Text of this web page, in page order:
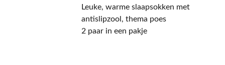
Leuke, warme slaapsokken met
antislipzool, thema poes
2 paar in een pakje